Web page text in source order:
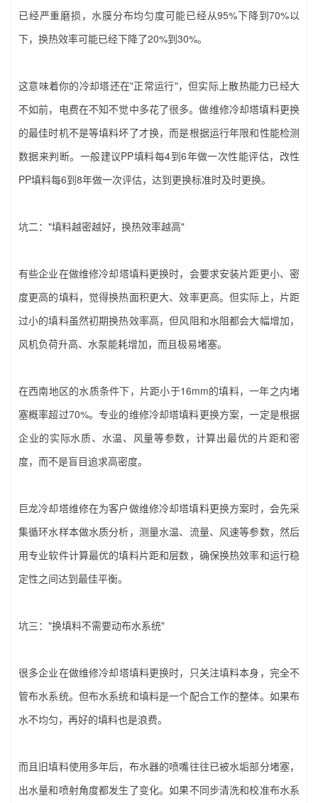
已经严重磨损，水膜分布均匀度可能已经从95%下降到70%以
下，换热效率可能已经下降了20%到30%。
这意味着你的冷却塔还在"正常运行"，但实际上散热能力已经大
不如前，电费在不知不觉中多花了很多。做‌维修冷却塔填料更换‌
的最佳时机不是等填料坏了才换，而是根据运行年限和性能检测
数据来判断。一般建议PP填料每4到6年做一次性能评估，改性
PP填料每6到8年做一次评估，达到更换标准时及时更换。
坑二："填料越密越好，换热效率越高"
有些企业在做‌维修冷却塔填料更换‌时，会要求安装片距更小、密
度更高的填料，觉得换热面积更大、效率更高。但实际上，片距
过小的填料虽然初期换热效率高，但风阻和水阻都会大幅增加，
风机负荷升高、水泵能耗增加，而且极易堵塞。
在西南地区的水质条件下，片距小于16mm的填料，一年之内堵
塞概率超过70%。专业的‌维修冷却塔填料更换‌方案，一定是根据
企业的实际水质、水温、风量等参数，计算出最优的片距和密
度，而不是盲目追求高密度。
巨龙冷却塔维修在为客户做‌维修冷却塔填料更换‌方案时，会先采
集循环水样本做水质分析，测量水温、流量、风速等参数，然后
用专业软件计算最优的填料片距和层数，确保换热效率和运行稳
定性之间达到最佳平衡。
坑三："换填料不需要动布水系统"
很多企业在做‌维修冷却塔填料更换‌时，只关注填料本身，完全不
管布水系统。但布水系统和填料是一个配合工作的整体。如果布
水不均匀，再好的填料也是浪费。
而且旧填料使用多年后，布水器的喷嘴往往已被水垢部分堵塞，
出水量和喷射角度都发生了变化。如果不同步清洗和校准布水系